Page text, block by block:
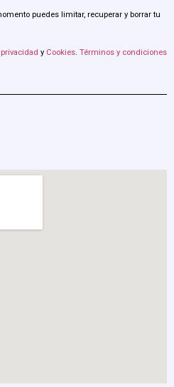
puedes limitar, recuperar y borrar tu
y Cookies. Términos y condiciones